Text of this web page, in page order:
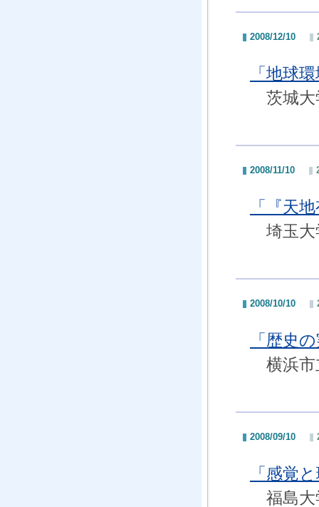
2008/12/10
「地球
茨城大
2008/11/10
「『天
埼玉大
2008/10/10
「歴史
横浜市
2008/09/10
「感覚
福島大